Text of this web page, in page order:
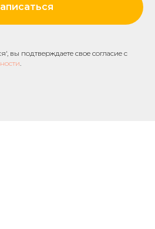
вы подтверждаете свое согласие с